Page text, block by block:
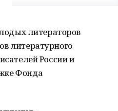
литераторов
литературного
России и
Фонда